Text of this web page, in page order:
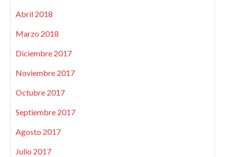
Abril 2018
Marzo 2018
Diciembre 2017
Noviembre 2017
Octubre 2017
Septiembre 2017
Agosto 2017
Julio 2017